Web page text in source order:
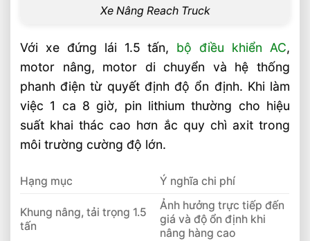
Xe Nâng Reach Truck
Với xe đứng lái 1.5 tấn, bộ điều khiển AC,
motor nâng, motor di chuyển và hệ thống
phanh điện từ quyết định độ ổn định. Khi làm
việc 1 ca 8 giờ, pin lithium thường cho hiệu
suất khai thác cao hơn ắc quy chì axit trong
môi trường cường độ lớn.
Hạng mục Ý nghĩa chi phí
Khung nâng, tải trọng 1.5
tấn
Ảnh hưởng trực tiếp đến
giá và độ ổn định khi
nâng hàng cao